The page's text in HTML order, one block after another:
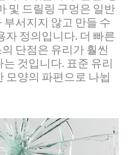
및 드릴링 구멍은 일반
서지지 않고 만들 수
자 정의입니다. 더 빠른
단점은 유리가 훨씬
것입니다. 표준 유리
모양의 파편으로 나뉩